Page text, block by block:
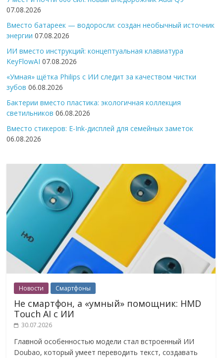
07.08.2026
Вместо батареек — водоросли: создан необычный источник
энергии 07.08.2026
ИИ вместо инструкций: концептуальная клавиатура
KeyFlowAI 07.08.2026
«Умная» щётка Philips с ИИ следит за качеством чистки
зубов 06.08.2026
Бактерии вместо пластика: экологичная коллекция
светильников 06.08.2026
Вместо стикеров: E-Ink-дисплей для семейных заметок
06.08.2026
Новости Смартфоны
Не смартфон, а «умный» помощник: HMD
Touch AI с ИИ
30.07.2026
Главной особенностью модели стал встроенный ИИ
Doubao, который умеет переводить текст, создавать